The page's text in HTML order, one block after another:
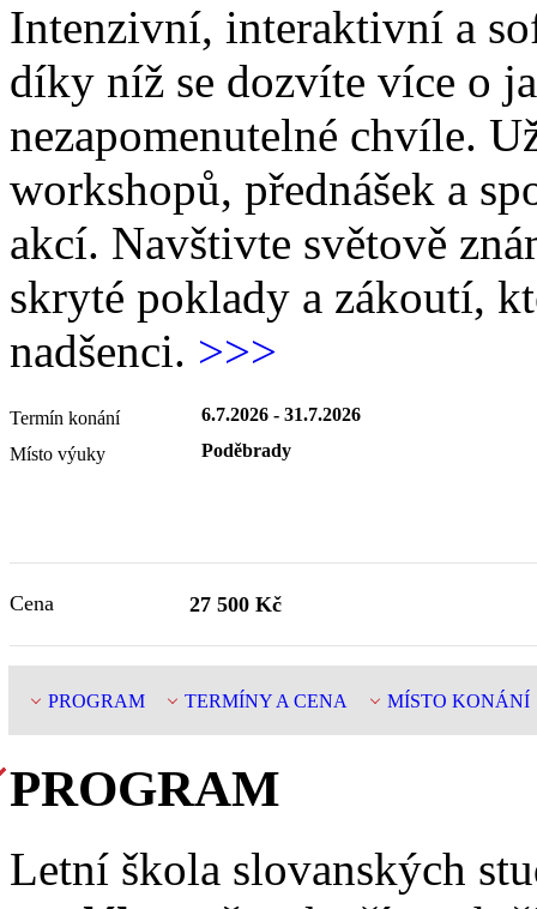
Intenzivní, interaktivní a
díky níž se dozvíte více o
nezapomenutelné chvíle.
workshopů, přednášek a
akcí. Navštivte světově
skryté poklady a zákoutí,
nadšenci. >>>
Termín konání
6.7.2026 - 31.7.2026
Místo výuky
Poděbrady
Cena 27 500 Kč
PROGRAM TERMÍNY A CENA MÍSTO KONÁNÍ
PROGRAM
Letní škola slovanských